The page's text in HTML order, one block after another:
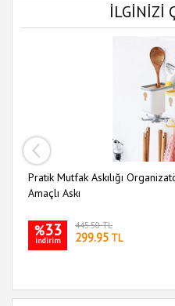
İLGİNİZİ
Pratik Mutfak Askılığı
Amaçlı Askı
%33
indirim
445.50 TL
299.95 TL